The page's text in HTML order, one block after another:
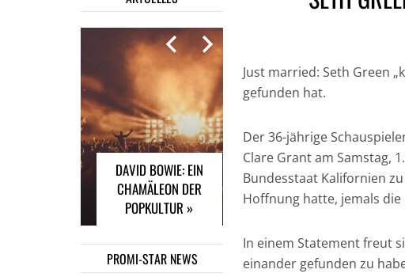
DAVID BOWIE: EIN
CHAMÄLEON DER
POPKULTUR »
INFLUENCER
FILMGESCHÄFT: WIE
UHRENMARKEN
DURCH FILMSTARS
AN POPULARITÄT
GEWINNEN »
PROMI-STAR NEWS
Just married: Seth Green
gefunden hat.
Der 36-jährige
Clare Grant am Samstag,
Bundesstaat Kalifornien
Hoffnung hatte, jemals die
In einem Statement freut
einander gefunden zu